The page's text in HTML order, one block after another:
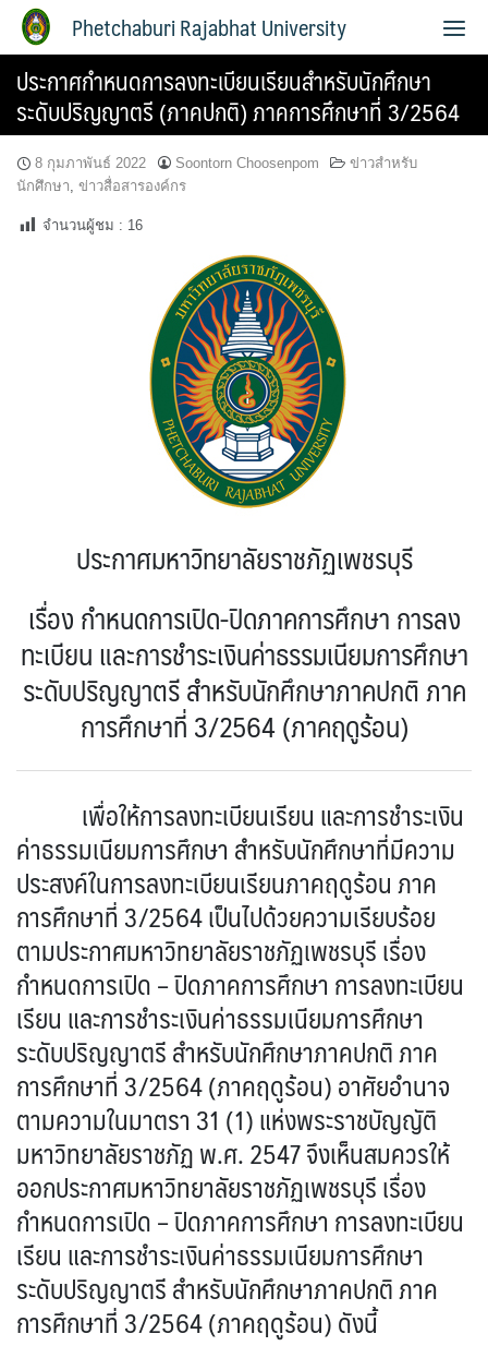
Phetchaburi Rajabhat University
ประกาศกำหนดการลงทะเบียนเรียนสำหรับนักศึกษา
ระดับปริญญาตรี (ภาคปกติ) ภาคการศึกษาที่ 3/2564
8 กุมภาพันธ์ 2022 Soontorn Choosenpom
ข่าวสำหรับ
นักศึกษา, ข่าวสื่อสารองค์กร
จำนวนผู้ชม : 16
ประกาศมหาวิทยาลัยราชภัฏเพชรบุรี
เรื่อง กำหนดการเปิด-ปิดภาคการศึกษา การลง
ทะเบียน และการชำระเงินค่าธรรมเนียมการศึกษา
ระดับปริญญาตรี สำหรับนักศึกษาภาคปกติ ภาค
การศึกษาที่ 3/2564 (ภาคฤดูร้อน)
เพื่อให้การลงทะเบียนเรียน และการชำระเงิน
ค่าธรรมเนียมการศึกษา สำหรับนักศึกษาที่มีความ
ประสงค์ในการลงทะเบียนเรียนภาคฤดูร้อน ภาค
การศึกษาที่ 3/2564 เป็นไปด้วยความเรียบร้อย
ตามประกาศมหาวิทยาลัยราชภัฏเพชรบุรี เรื่อง
กำหนดการเปิด – ปิดภาคการศึกษา การลงทะเบียน
เรียน และการชำระเงินค่าธรรมเนียมการศึกษา
ระดับปริญญาตรี สำหรับนักศึกษาภาคปกติ ภาค
การศึกษาที่ 3/2564 (ภาคฤดูร้อน) อาศัยอำนาจ
ตามความในมาตรา 31 (1) แห่งพระราชบัญญัติ
มหาวิทยาลัยราชภัฏ พ.ศ. 2547 จึงเห็นสมควรให้
ออกประกาศมหาวิทยาลัยราชภัฏเพชรบุรี เรื่อง
กำหนดการเปิด – ปิดภาคการศึกษา การลงทะเบียน
เรียน และการชำระเงินค่าธรรมเนียมการศึกษา
ระดับปริญญาตรี สำหรับนักศึกษาภาคปกติ ภาค
การศึกษาที่ 3/2564 (ภาคฤดูร้อน) ดังนี้